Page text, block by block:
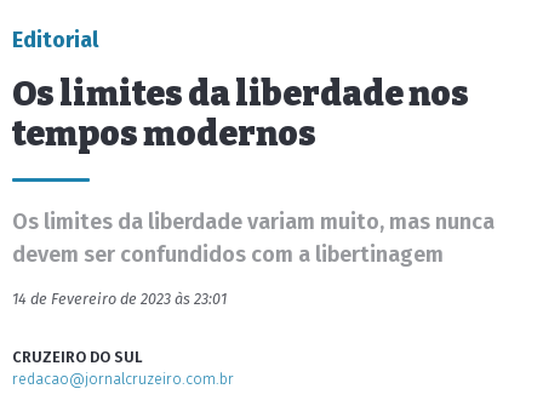
Editorial
Os limites da liberdade nos
tempos modernos
Os limites da liberdade variam muito, mas nunca
devem ser confundidos com a libertinagem
14 de Fevereiro de 2023 às 23:01
CRUZEIRO DO SUL
redacao@jornalcruzeiro.com.br